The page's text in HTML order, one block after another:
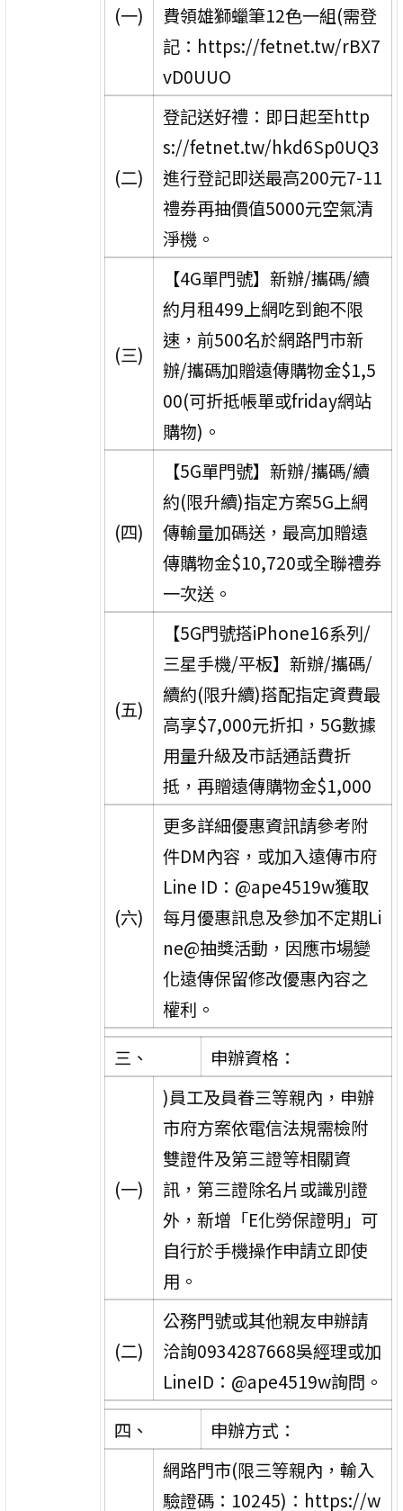
(一)
費領雄獅蠟筆12色一組(需登
記：https://fetnet.tw/rBX7
vD0UUO
(二)
登記送好禮：即日起至http
s://fetnet.tw/hkd6Sp0UQ3
進行登記即送最高200元7-11
禮券再抽價值5000元空氣清
淨機。
(三)
【4G單門號】新辦/攜碼/續
約月租499上網吃到飽不限
速，前500名於網路門市新
辦/攜碼加贈遠傳購物金$1,5
00(可折抵帳單或friday網站
購物)。
(四)
【5G單門號】新辦/攜碼/續
約(限升續)指定方案5G上網
傳輸量加碼送，最高加贈遠
傳購物金$10,720或全聯禮券
一次送。
(五)
【5G門號搭iPhone16系列/
三星手機/平板】新辦/攜碼/
續約(限升續)搭配指定資費最
高享$7,000元折扣，5G數據
用量升級及市話通話費折
抵，再贈遠傳購物金$1,000
(六)
更多詳細優惠資訊請參考附
件DM內容，或加入遠傳市府
Line ID：@ape4519w獲取
每月優惠訊息及參加不定期Li
ne@抽獎活動，因應市場變
化遠傳保留修改優惠內容之
權利。
三、
申辦資格：
(一)
)員工及員眷三等親內，申辦
市府方案依電信法規需檢附
雙證件及第三證等相關資
訊，第三證除名片或識別證
外，新增「E化勞保證明」可
自行於手機操作申請立即使
用。
(二)
公務門號或其他親友申辦請
洽詢0934287668吳經理或加
LineID：@ape4519w詢問。
四、
申辦方式：
網路門市(限三等親內，輸入
驗證碼：10245)：https://w